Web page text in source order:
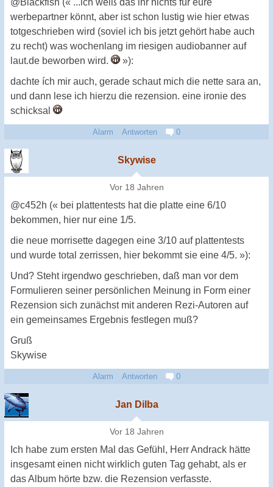
@Blackfish (« ...ich weiß das ihr nichts für eure
werbepartner könnt, aber ist schon lustig wie hier etwas
totgeschrieben wird (soviel ich bis jetzt gehört habe auch
zu recht) was wochenlang im riesigen audiobanner auf
laut.de beworben wird.
»):
dachte ích mir auch, gerade schaut mich die nette sara an,
und dann lese ich hierzu die rezension. eine ironie des
schicksal
Alarm Antworten 0
Skywise
Vor 18 Jahren
@c452h (« bei plattentests hat die platte eine 6/10
bekommen, hier nur eine 1/5.
die neue morrisette dagegen eine 3/10 auf plattentests
und wurde total zerrissen, hier bekommt sie eine 4/5. »):
Und? Steht irgendwo geschrieben, daß man vor dem
Formulieren seiner persönlichen Meinung in Form einer
Rezension sich zunächst mit anderen Rezi-Autoren auf
ein gemeinsames Ergebnis festlegen muß?
Gruß
Skywise
Alarm Antworten 0
Jan Dilba
Vor 18 Jahren
Ich habe zum ersten Mal das Gefühl, Herr Andrack hätte
insgesamt einen nicht wirklich guten Tag gehabt, als er
das Album hörte bzw. die Rezension verfasste.